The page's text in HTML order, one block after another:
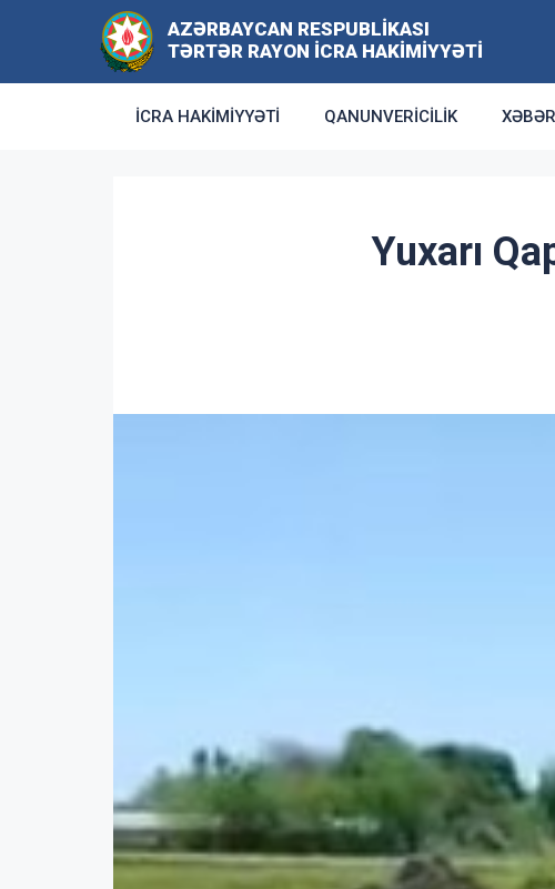
AZƏRBAYCAN RESPUBLIKASI
TƏRTƏR RAYON İCRA HAKIMIYYƏTI
İCRA HAKIMIYYƏTI QANUNVERICILIK
Yuxarı